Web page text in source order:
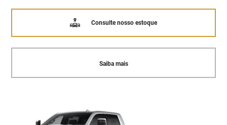
Consulte nosso estoque
Saiba mais